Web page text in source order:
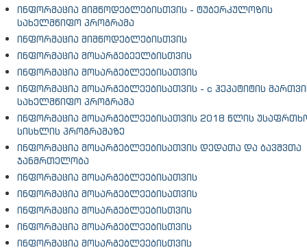
ინფორმაცია მიმწოდებლებისთვის - ტუბერკულოზის
სახელმწიფო პროგრამა
ინფორმაცია მიმწოდებლებისთვის
ინფორმაცია მოსარგებეელბისთვის
ინფორმაცია მოსარგებლეებისათვის
ინფორმაცია მოსარგებლეებისათვის - c ჰეპატიტის
სახელმწიფო პროგრამა
ინფორმაცია მოსარგებლეებისათვის 2018 წლის
სისხლის პროგრამაზე
ინფორმაცია მოსარგებლეებისათვის დედათა და ბავშვთა
ჯანმრთელობა
ინფორმაცია მოსარგებლეებისათვის
ინფორმაცია მოსარგებლეებისათვის
ინფორმაცია მოსარგებლეებისთვის
ინფორმაცია მოსარგებლეებისთვის
ინფორმაცია მოსარგებლეებისთვის